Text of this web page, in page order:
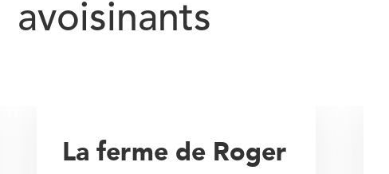
avoisinants
La ferme de Roger